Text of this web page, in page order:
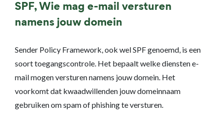
SPF, Wie mag e-mail versturen
namens jouw domein
Sender Policy Framework, ook wel SPF genoemd, is een
soort toegangscontrole. Het bepaalt welke diensten e-
mail mogen versturen namens jouw domein. Het
voorkomt dat kwaadwillenden jouw domeinnaam
gebruiken om spam of phishing te versturen.